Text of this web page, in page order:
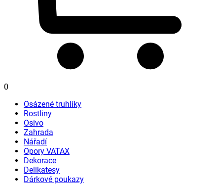
0
Osázené truhlíky
Rostliny
Osivo
Zahrada
Nářadí
Opory VATAX
Dekorace
Delikatesy
Dárkové poukazy